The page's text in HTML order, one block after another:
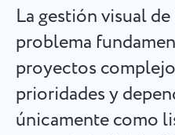
La gestión visual
problema
proyectos
prioridades y
únicamente como
Rastrear el tiempo de las
y agregar tiempo
Cree una tarea, trabaje con
esté completa